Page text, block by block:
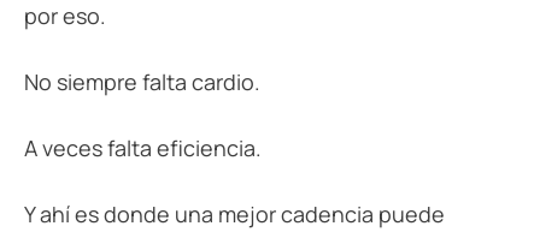
por eso.
No siempre falta cardio.
A veces falta eficiencia.
Y ahí es donde una mejor cadencia puede